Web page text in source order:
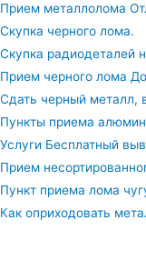
Прием металлолома
Скупка черного лома.
Скупка радиодеталей
Прием черного лома
Сдать черный металл,
Пункты приема
Услуги Бесплатный
Прием
Пункт приема лома
Как оприходовать